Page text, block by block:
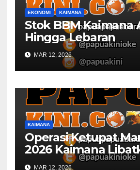
EKONOMI KAIMANA
Stok BBM Kaimana
Hingga Lebaran
MAR 12, 2026
KAIMANA
Operasi Ketupat
2026 Kaimana
Personil Gabungan
MAR 12, 2026